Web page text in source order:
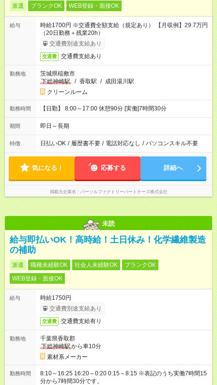
派遣 ブランクOK WEB登録・面接OK
給与
時給1700円 ※交通費全額支給（規定あり） 【月収例】29.7万円
（20日勤務＋残業20h）
交通費別途支給あり
交通費 交通費支給あり
勤務地
茨城県稲敷市
下総神崎駅
/ 香取駅 / 成田湯川駅
クリーンルーム
勤務時間 【日勤】 8:00～17:00 休憩90分 [実働]7時間30分
期間 即日～長期
特徴 日払いOK / 履歴書不要 / 電話対応なし / パソコンスキル不要
気になる！ 応募する 詳細へ
掲載元企業名 パーソルファクトリーパートナーズ株式会社
未読
給与即払いOK！高時給！土日休み！化学繊維製造
の補助
派遣 職種未経験OK 社会人未経験OK
ブランクOK
WEB登録・面接OK
給与
時給1750円
交通費別途支給あり
交通費 交通費支給有り
勤務地
千葉県香取郡
下総神崎駅から車10分
素材系メーカー
勤務時間
8:10～16:25 16:20～0:20 0:15～8:15 ※表記のうち実働7時間15
分から7時間30分です。